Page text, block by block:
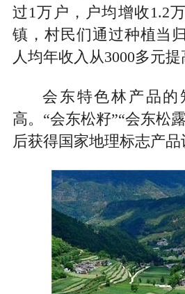
过1万户，户均增收1.2
镇，村民们通过种植当
人均年收入从3000多元提
会东特色林产品的
高。“会东松籽”“会东松
后获得国家地理标志产品